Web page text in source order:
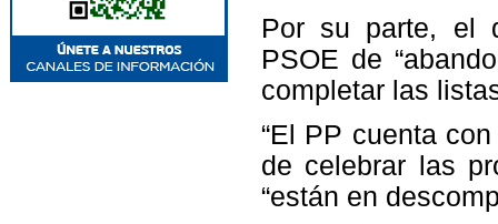
Por su parte, el
PSOE de
completar las
“El PP cuenta
de celebrar las
“están en